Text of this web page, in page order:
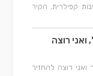
קפילרית, הקיר
רוצה
רוצה להחזיר